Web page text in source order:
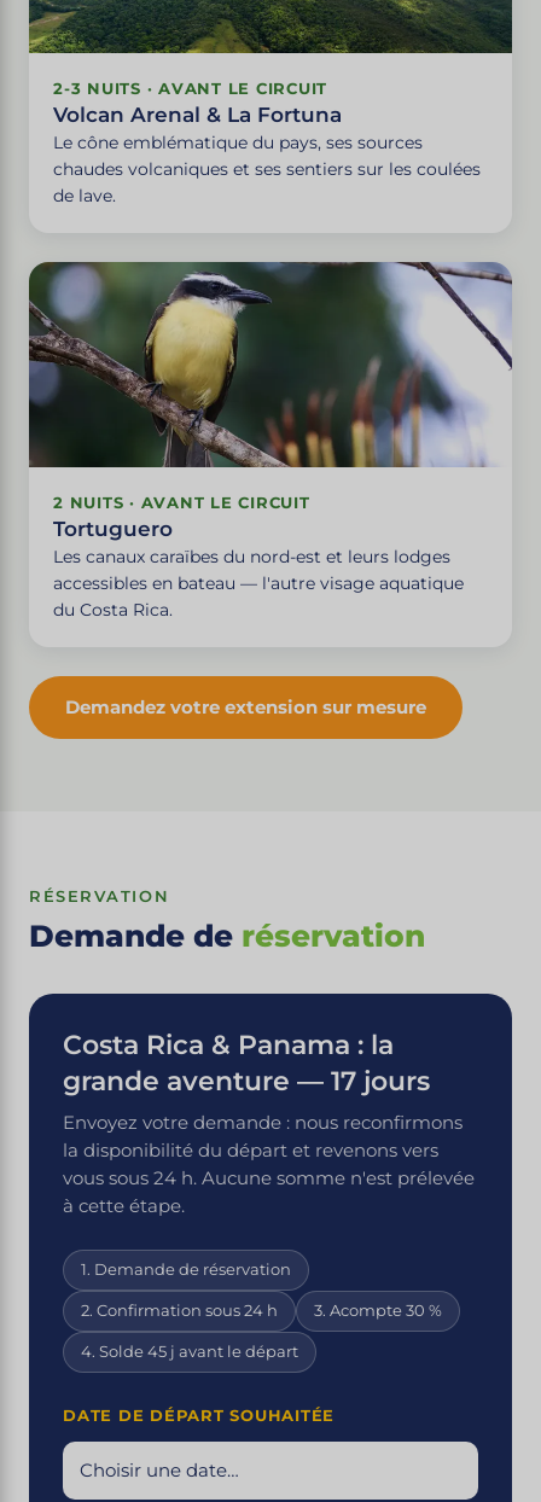
2-3 NUITS · AVANT LE CIRCUIT
Volcan Arenal & La Fortuna
Le cône emblématique du pays, ses sources
chaudes volcaniques et ses sentiers sur les coulées
de lave.
2 NUITS · AVANT LE CIRCUIT
Tortuguero
Les canaux caraïbes du nord-est et leurs lodges
accessibles en bateau — l'autre visage aquatique
du Costa Rica.
Demandez votre extension sur mesure
RÉSERVATION
Demande de réservation
Costa Rica & Panama : la
grande aventure — 17 jours
Envoyez votre demande : nous reconfirmons
la disponibilité du départ et revenons vers
vous sous 24 h. Aucune somme n'est prélevée
à cette étape.
1. Demande de réservation
2. Confirmation sous 24 h 3. Acompte 30 %
4. Solde 45 j avant le départ
DATE DE DÉPART SOUHAITÉE